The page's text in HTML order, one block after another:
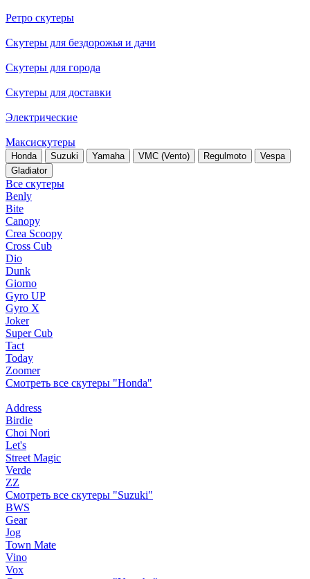
Ретро скутеры
Скутеры для бездорожья и дачи
Скутеры для города
Скутеры для доставки
Электрические
Максискутеры
Honda Suzuki Yamaha VMC (Vento) Regulmoto
Vespa
Gladiator
Все скутеры
Benly
Bite
Canopy
Crea Scoopy
Cross Cub
Dio
Dunk
Giorno
Gyro UP
Gyro X
Joker
Super Cub
Tact
Today
Zoomer
Смотреть все скутеры "Honda"
Address
Birdie
Choi Nori
Let's
Street Magic
Verde
ZZ
Смотреть все скутеры "Suzuki"
BWS
Gear
Jog
Town Mate
Vino
Vox